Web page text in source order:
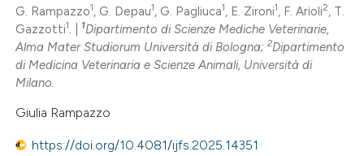
mentions, or contrasts
claim, and a label
in which section the
was made.
Mentioning
Contrasting
atscite.ai
G. Rampazzo1, G. Depau1, G. Pagliuca1, E. Zironi1, F. Arioli2, T.
Gazzotti1. | 1Dipartimento di Scienze Mediche Veterinarie,
Alma Mater Studiorum Università di Bologna;2Dipartimento
di Medicina Veterinaria e Scienze Animali, Università di
Milano.
Giulia Rampazzo
https://doi.org/10.4081/ijfs.2025.14351